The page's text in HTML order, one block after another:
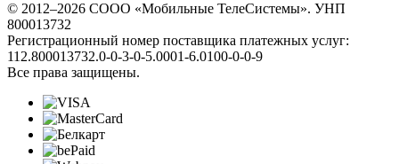
© 2012–2026 СООО «Мобильные ТелеСистемы». УНП
800013732
Регистрационный номер поставщика платежных услуг:
112.800013732.0-0-3-0-5.0001-6.0100-0-0-9
Все права защищены.